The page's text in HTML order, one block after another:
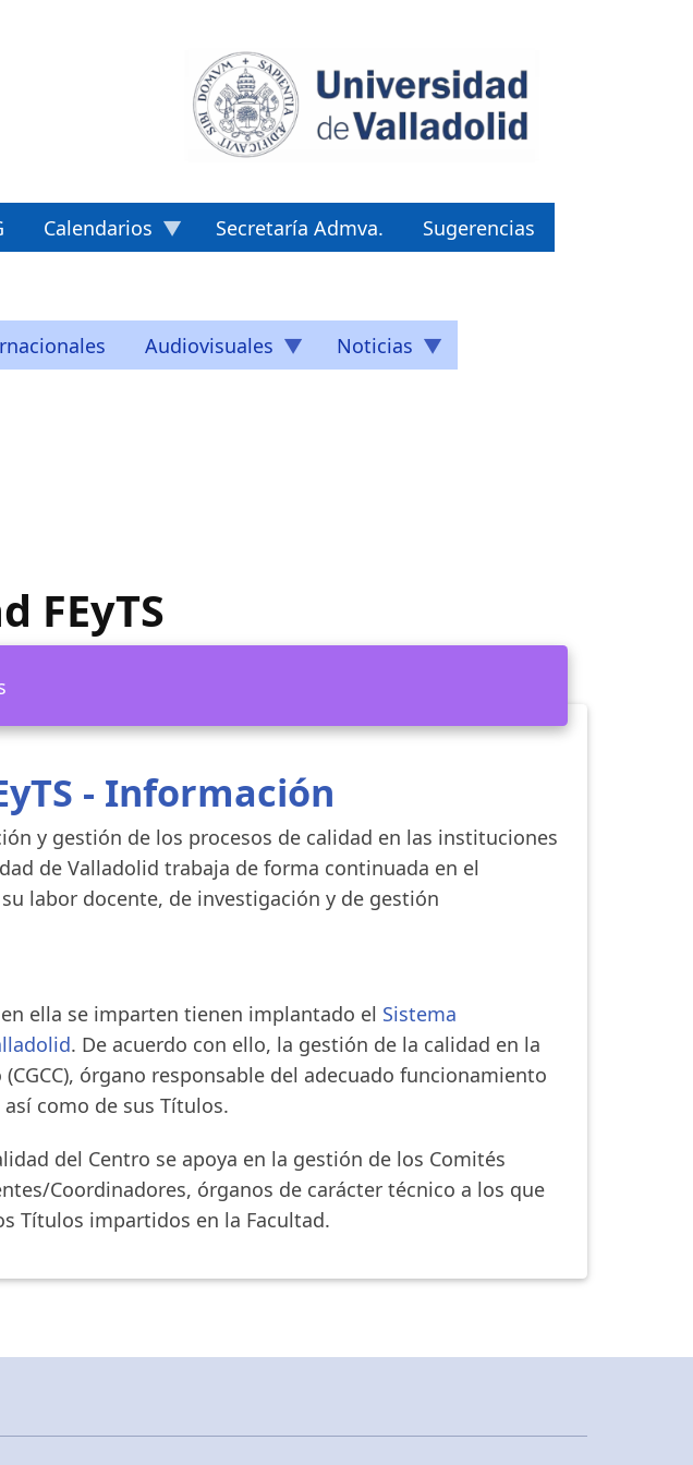
Calendarios Secretaría Admva.
Sugerencias
Audiovisuales
Noticias
FEyTS
- Información
y gestión de los procesos de calidad en las instituciones
de Valladolid trabaja de forma continuada en el
labor docente, de investigación y de gestión
ella se imparten tienen implantado el Sistema
. De acuerdo con ello, la gestión de la calidad en la
órgano responsable del adecuado funcionamiento
como de sus Títulos.
del Centro se apoya en la gestión de los Comités
Coordinadores, órganos de carácter técnico a los que
Títulos impartidos en la Facultad.